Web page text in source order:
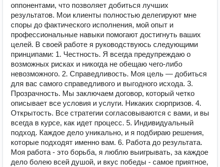
оппонентами, что позволяет добиться лучших
результатов. Мои клиенты полностью делегируют мне
споры до фактического исполнения, мой опыт и
профессиональные навыки помогают достигнуть ваших
целей. В своей работе я руководствуюсь следующими
принципами: 1. Честность. Я всегда предупреждаю о
возможных рисках и никогда не обещаю чего-либо
невозможного. 2. Справедливость. Моя цель — добиться
для вас самого справедливого и выгодного исхода. 3.
Прозрачность. Мы заключаем договор, который четко
описывает все условия и услуги. Никаких сюрпризов. 4.
Открытость. Все стратегии согласовываются с вами, и вы
всегда в курсе, как идет процесс. 5. Индивидуальный
подход. Каждое дело уникально, и я подбираю решения,
которые подходят именно вам. 6. Работа до результата.
Моя работа - это борьба, я люблю выигрывать, за каждое
дело болею всей душой, и вкус победы - самое приятное,